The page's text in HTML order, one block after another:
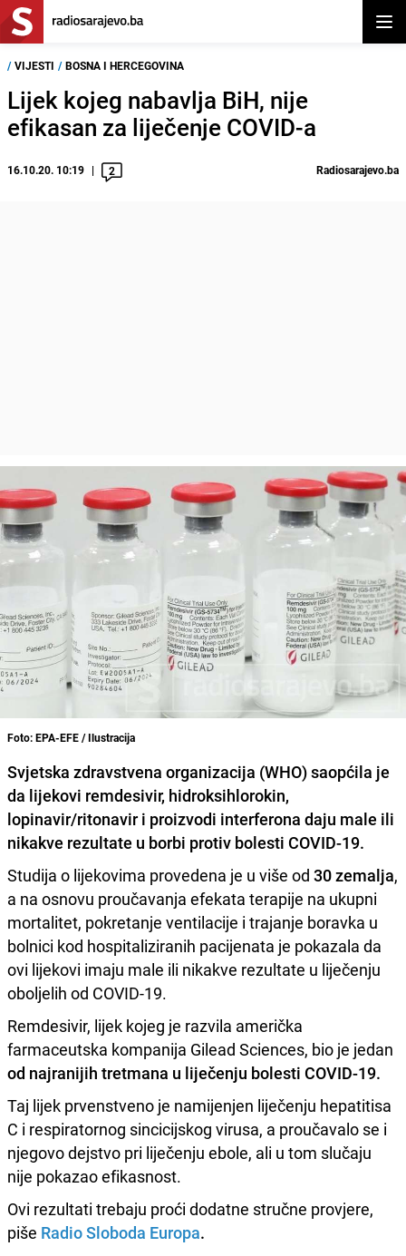
/ VIJESTI / BOSNA I HERCEGOVINA
Lijek kojeg nabavlja BiH, nije
efikasan za liječenje COVID-a
16.10.20. 10:19 2 Radiosarajevo.ba
Foto: EPA-EFE / Ilustracija
Svjetska zdravstvena organizacija (WHO) saopćila je
da lijekovi remdesivir, hidroksihlorokin,
lopinavir/ritonavir i proizvodi interferona daju male ili
nikakve rezultate u borbi protiv bolesti COVID-19.
Studija o lijekovima provedena je u više od 30 zemalja,
a na osnovu proučavanja efekata terapije na ukupni
mortalitet, pokretanje ventilacije i trajanje boravka u
bolnici kod hospitaliziranih pacijenata je pokazala da
ovi lijekovi imaju male ili nikakve rezultate u liječenju
oboljelih od COVID-19.
Remdesivir, lijek kojeg je razvila američka
farmaceutska kompanija Gilead Sciences, bio je jedan
od najranijih tretmana u liječenju bolesti COVID-19.
Taj lijek prvenstveno je namijenjen liječenju hepatitisa
C i respiratornog sincicijskog virusa, a proučavalo se i
njegovo dejstvo pri liječenju ebole, ali u tom slučaju
nije pokazao efikasnost.
Ovi rezultati trebaju proći dodatne stručne provjere,
piše Radio Sloboda Europa.